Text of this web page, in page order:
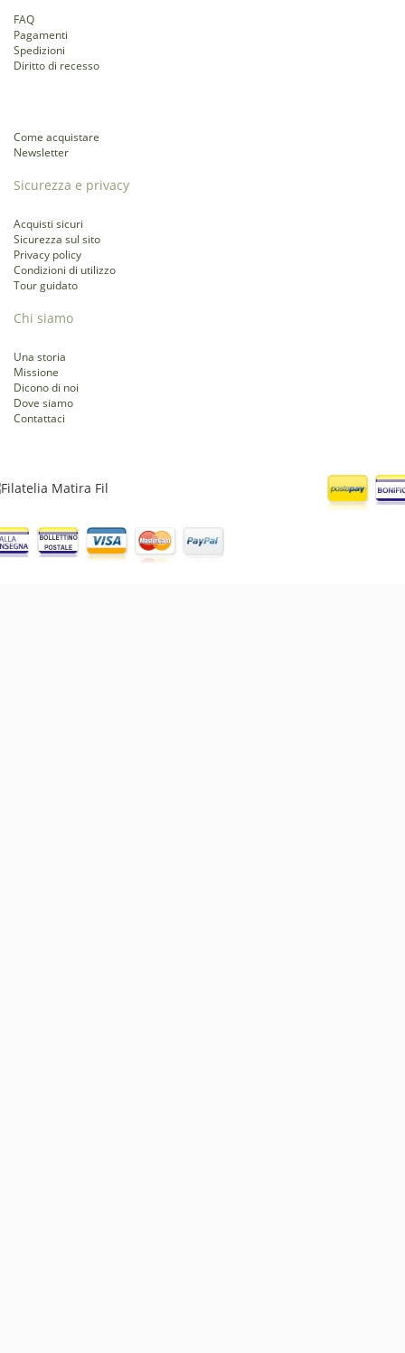
FAQ
Pagamenti
Spedizioni
Diritto di recesso
Come acquistare
Newsletter
Sicurezza e privacy
Acquisti sicuri
Sicurezza sul sito
Privacy policy
Condizioni di utilizzo
Tour guidato
Chi siamo
Una storia
Missione
Dicono di noi
Dove siamo
Contattaci